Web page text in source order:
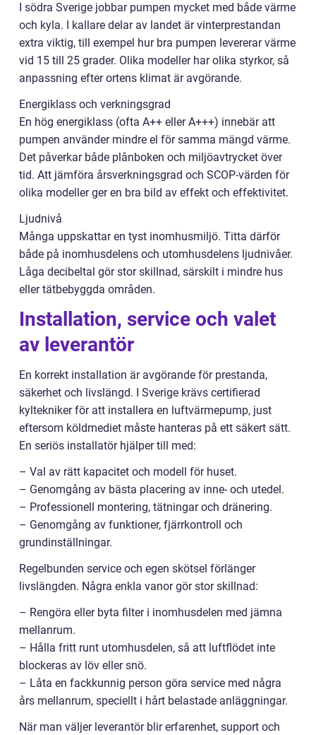
I södra Sverige jobbar pumpen mycket med både värme
och kyla. I kallare delar av landet är vinterprestandan
extra viktig, till exempel hur bra pumpen levererar värme
vid 15 till 25 grader. Olika modeller har olika styrkor, så
anpassning efter ortens klimat är avgörande.
Energiklass och verkningsgrad
En hög energiklass (ofta A++ eller A+++) innebär att
pumpen använder mindre el för samma mängd värme.
Det påverkar både plånboken och miljöavtrycket över
tid. Att jämföra årsverkningsgrad och SCOP-värden för
olika modeller ger en bra bild av effekt och effektivitet.
Ljudnivå
Många uppskattar en tyst inomhusmiljö. Titta därför
både på inomhusdelens och utomhusdelens ljudnivåer.
Låga decibeltal gör stor skillnad, särskilt i mindre hus
eller tätbebyggda områden.
Installation, service och valet
av leverantör
En korrekt installation är avgörande för prestanda,
säkerhet och livslängd. I Sverige krävs certifierad
kyltekniker för att installera en luftvärmepump, just
eftersom köldmediet måste hanteras på ett säkert sätt.
En seriös installatör hjälper till med:
– Val av rätt kapacitet och modell för huset.
– Genomgång av bästa placering av inne- och utedel.
– Professionell montering, tätningar och dränering.
– Genomgång av funktioner, fjärrkontroll och
grundinställningar.
Regelbunden service och egen skötsel förlänger
livslängden. Några enkla vanor gör stor skillnad:
– Rengöra eller byta filter i inomhusdelen med jämna
mellanrum.
– Hålla fritt runt utomhusdelen, så att luftflödet inte
blockeras av löv eller snö.
– Låta en fackkunnig person göra service med några
års mellanrum, speciellt i hårt belastade anläggningar.
När man väljer leverantör blir erfarenhet, support och